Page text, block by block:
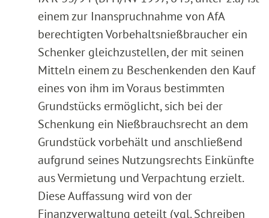
einem zur Inanspruchnahme von AfA
berechtigten Vorbehaltsnießbraucher ein
Schenker gleichzustellen, der mit seinen
Mitteln einem zu Beschenkenden den Kauf
eines von ihm im Voraus bestimmten
Grundstücks ermöglicht, sich bei der
Schenkung ein Nießbrauchsrecht an dem
Grundstück vorbehält und anschließend
aufgrund seines Nutzungsrechts Einkünfte
aus Vermietung und Verpachtung erzielt.
Diese Auffassung wird von der
Finanzverwaltung geteilt (vgl. Schreiben